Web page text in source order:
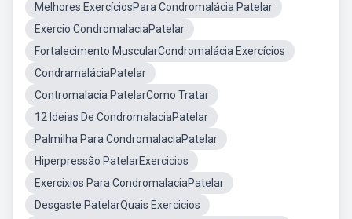
Melhores ExercíciosPara Condromalácia Patelar
Exercio CondromalaciaPatelar
Fortalecimento MuscularCondromalácia Exercícios
CondramaláciaPatelar
Contromalacia PatelarComo Tratar
12 Ideias De CondromalaciaPatelar
Palmilha Para CondromalaciaPatelar
Hiperpressão PatelarExercicios
Exercixios Para CondromalaciaPatelar
Desgaste PatelarQuais Exercicios